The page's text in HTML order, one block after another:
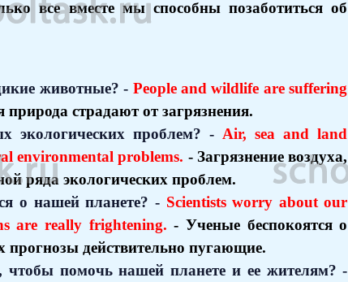
все вместе мы способны позаботиться об
животные? - People and wildlife are suffering
страдают от загрязнения.
экологических проблем? - Air, sea and land
environmental problems. - Загрязнение воздуха,
ряда экологических проблем.
о нашей планете? - Scientists worry about our
are really frightening. - Ученые беспокоятся о
прогнозы действительно пугающие.
помочь нашей планете и ее жителям? -